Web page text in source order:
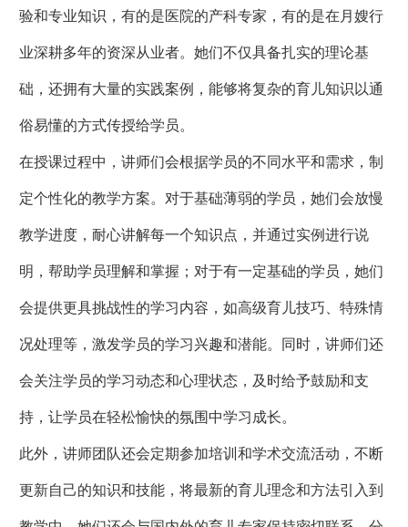
验和专业知识，有的是医院的产科专家，有的是在月嫂行
业深耕多年的资深从业者。她们不仅具备扎实的理论基
础，还拥有大量的实践案例，能够将复杂的育儿知识以通
俗易懂的方式传授给学员。
在授课过程中，讲师们会根据学员的不同水平和需求，制
定个性化的教学方案。对于基础薄弱的学员，她们会放慢
教学进度，耐心讲解每一个知识点，并通过实例进行说
明，帮助学员理解和掌握；对于有一定基础的学员，她们
会提供更具挑战性的学习内容，如高级育儿技巧、特殊情
况处理等，激发学员的学习兴趣和潜能。同时，讲师们还
会关注学员的学习动态和心理状态，及时给予鼓励和支
持，让学员在轻松愉快的氛围中学习成长。
此外，讲师团队还会定期参加培训和学术交流活动，不断
更新自己的知识和技能，将最新的育儿理念和方法引入到